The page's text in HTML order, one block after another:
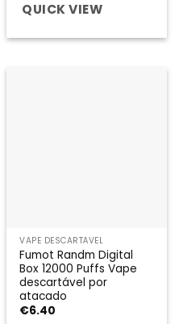
QUICK VIEW
VAPE DESCARTÁVEL
Fumot Randm Digital
Box 12000 Puffs Vape
descartável por
atacado
€6.40